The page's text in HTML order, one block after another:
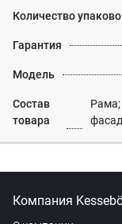
Количество
Гарантия
Модель
Состав
товара
Рама;
Компания